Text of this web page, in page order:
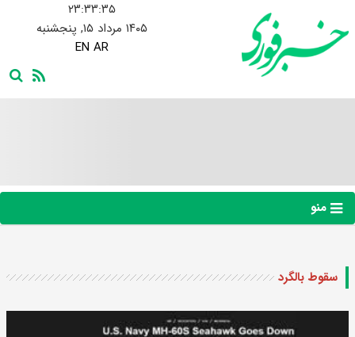
۲۳:۳۳:۳۶
۱۴۰۵ مرداد ۱۵, پنجشنبه
EN AR
منو
سقوط بالگرد